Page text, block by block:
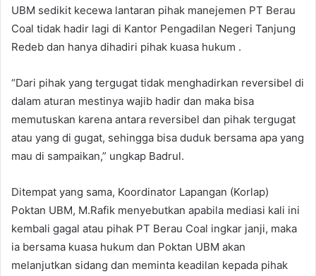
UBM sedikit kecewa lantaran pihak manejemen PT Berau
Coal tidak hadir lagi di Kantor Pengadilan Negeri Tanjung
Redeb dan hanya dihadiri pihak kuasa hukum .
“Dari pihak yang tergugat tidak menghadirkan reversibel di
dalam aturan mestinya wajib hadir dan maka bisa
memutuskan karena antara reversibel dan pihak tergugat
atau yang di gugat, sehingga bisa duduk bersama apa yang
mau di sampaikan,” ungkap Badrul.
Ditempat yang sama, Koordinator Lapangan (Korlap)
Poktan UBM, M.Rafik menyebutkan apabila mediasi kali ini
kembali gagal atau pihak PT Berau Coal ingkar janji, maka
ia bersama kuasa hukum dan Poktan UBM akan
melanjutkan sidang dan meminta keadilan kepada pihak